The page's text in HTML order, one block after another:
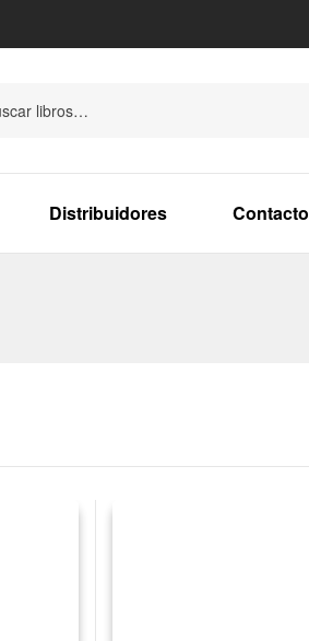
Distribuidores Contacto